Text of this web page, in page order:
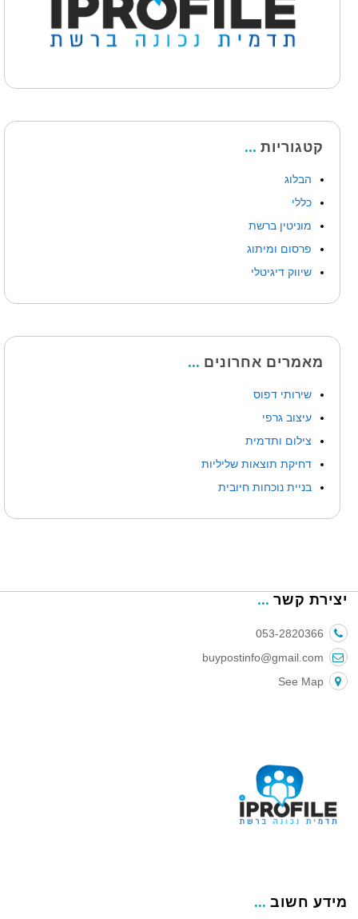
קטגוריות
הבלוג
כללי
מוניטין ברשת
פרסום ומיתוג
שיווק דיגיטלי
מאמרים אחרונים
שירותי דפוס
עיצוב גרפי
צילום ותדמית
דחיקת תוצאות שליליות
בניית נוכחות חיובית
יצירת קשר
053-2820366
buypostinfo@gmail.com
See Map
מידע חשוב